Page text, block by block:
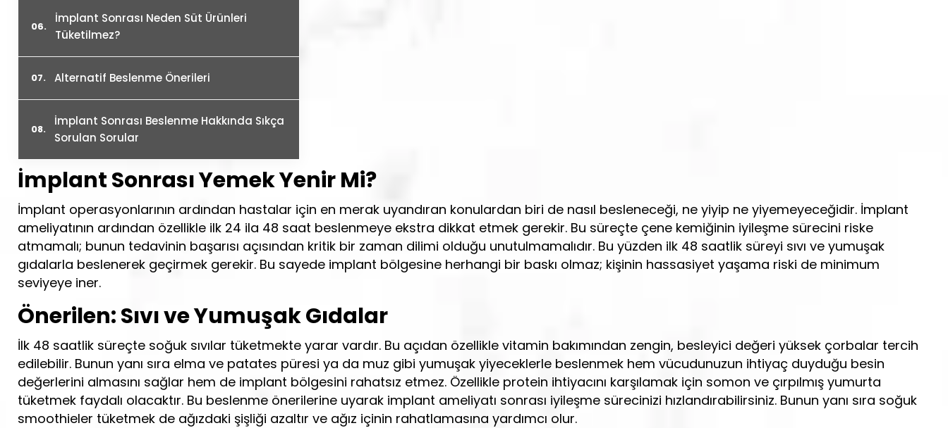
İmplant Sonrası Neden Süt Ürünleri
Tüketilmez?
Alternatif Beslenme Önerileri
İmplant Sonrası Beslenme Hakkında Sıkça
Sorulan Sorular
İmplant Sonrası Yemek Yenir Mi?
İmplant operasyonlarının ardından hastalar için en merak uyandıran konulardan biri de nasıl besleneceği, ne yiyip ne yiyemeyeceğidir. İmplant
ameliyatının ardından özellikle ilk 24 ila 48 saat beslenmeye ekstra dikkat etmek gerekir. Bu süreçte çene kemiğinin iyileşme sürecini riske
atmamalı; bunun tedavinin başarısı açısından kritik bir zaman dilimi olduğu unutulmamalıdır. Bu yüzden ilk 48 saatlik süreyi sıvı ve yumuşak
gıdalarla beslenerek geçirmek gerekir. Bu sayede implant bölgesine herhangi bir baskı olmaz; kişinin hassasiyet yaşama riski de minimum
seviyeye iner.
Önerilen: Sıvı ve Yumuşak Gıdalar
İlk 48 saatlik süreçte soğuk sıvılar tüketmekte yarar vardır. Bu açıdan özellikle vitamin bakımından zengin, besleyici değeri yüksek çorbalar tercih
edilebilir. Bunun yanı sıra elma ve patates püresi ya da muz gibi yumuşak yiyeceklerle beslenmek hem vücudunuzun ihtiyaç duyduğu besin
değerlerini almasını sağlar hem de implant bölgesini rahatsız etmez. Özellikle protein ihtiyacını karşılamak için somon ve çırpılmış yumurta
tüketmek faydalı olacaktır. Bu beslenme önerilerine uyarak implant ameliyatı sonrası iyileşme sürecinizi hızlandırabilirsiniz. Bunun yanı sıra soğuk
smoothieler tüketmek de ağızdaki şişliği azaltır ve ağız içinin rahatlamasına yardımcı olur.